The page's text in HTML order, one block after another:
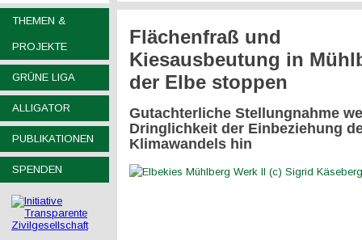
THEMEN &
PROJEKTE
GRÜNE LIGA
ALLIGATOR
PUBLIKATIONEN
SPENDEN
Flächenfraß und
Kiesausbeutung in
der Elbe stoppen
Gutachterliche Stellungnahme
Dringlichkeit der Einbeziehung
Klimawandels hin